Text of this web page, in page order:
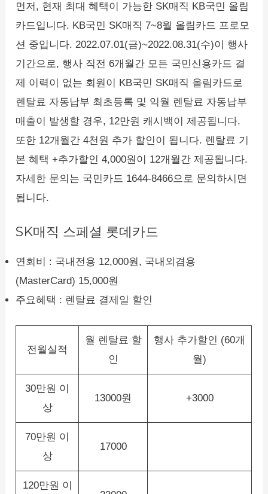
먼저, 현재 최대 혜택이 가능한 SK매직 KB국민 올림
카드입니다. KB국민 SK매직 7~8월 올림카드 프로모
션 중입니다. 2022.07.01(금)~2022.08.31(수)이 행사
기간으로, 행사 직전 6개월간 모든 국민신용카드 결
제 이력이 없는 회원이 KB국민 SK매직 올림카드로
렌탈료 자동납부 최초등록 및 익월 렌탈료 자동납부
매출이 발생할 경우, 12만원 캐시백이 제공됩니다.
또한 12개월간 4천원 추가 할인이 됩니다. 렌탈료 기
본 혜택 +추가할인 4,000원이 12개월간 제공됩니다.
자세한 문의는 국민카드 1644-8466으로 문의하시면
됩니다.
SK매직 스페셜 롯데카드
연회비 : 국내전용 12,000원, 국내외겸용
(MasterCard) 15,000원
주요혜택 : 렌탈료 결제일 할인
전월실적
월 렌탈료 할
인
행사 추가할인 (60개
월)
30만원 이
상
13000원 +3000
70만원 이
상
17000
120만원 이